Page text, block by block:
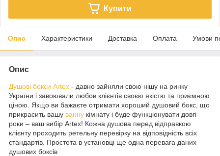
Купити
Опис Характеристики Доставка Оплата Умови
Опис
Душові бокси Artex - давно зайняли свою нішу на ринку
України і завоювали любов клієнтів своєю якістю та приємною
ціною. Якщо ви бажаєте отримати хороший душовий бокс, що
прикрасить вашу ванну кімнату і буде функціонувати довгі
роки – ваш вибір Artex! Кожна душова перед відправкою
клієнту проходить ретельну перевірку на відповідність всіх
стандартів. Простота в установці ще одна перевага даних
душових боксів